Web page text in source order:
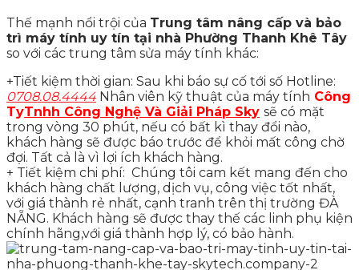
Thế mạnh nổi trội của Trung tâm nâng cấp và bảo
trì máy tính uy tín tại nhà Phường Thanh Khê Tây
so với các trung tâm sửa máy tính khác:
+Tiết kiệm thời gian: Sau khi báo sự cố tới số Hotline:
0708.08.4444Nhân viên kỹ thuật của máy tính Công
TyTnhh Công Nghệ Và Giải Pháp Sky sẽ có mặt
trong vòng 30 phút, nếu có bất kì thay đổi nào,
khách hàng sẽ được báo trước để khỏi mất công chờ
đợi. Tất cả là vì lợi ích khách hàng.
+ Tiết kiệm chi phí: Chúng tôi cam kết mang đến cho
khách hàng chất lượng, dịch vụ, công việc tốt nhất,
với giá thành rẻ nhất, cạnh tranh trên thị trường ĐÀ
NẴNG. Khách hàng sẽ được thay thế các linh phụ kiện
chính hãng,với giá thành hợp lý, có bảo hành.